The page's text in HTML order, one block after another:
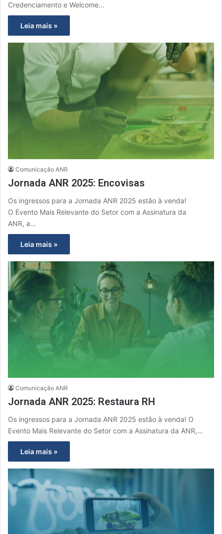
Credenciamento e Welcome…
Leia mais »
Comunicação ANR
Jornada ANR 2025: Encovisas
Os ingressos para a Jornada ANR 2025 estão à venda!
O Evento Mais Relevante do Setor com a Assinatura da
ANR, a…
Leia mais »
Comunicação ANR
Jornada ANR 2025: Restaura RH
Os ingressos para a Jornada ANR 2025 estão à venda! O
Evento Mais Relevante do Setor com a Assinatura da ANR,…
Leia mais »